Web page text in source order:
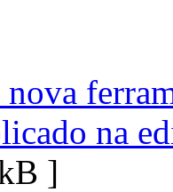
na
]